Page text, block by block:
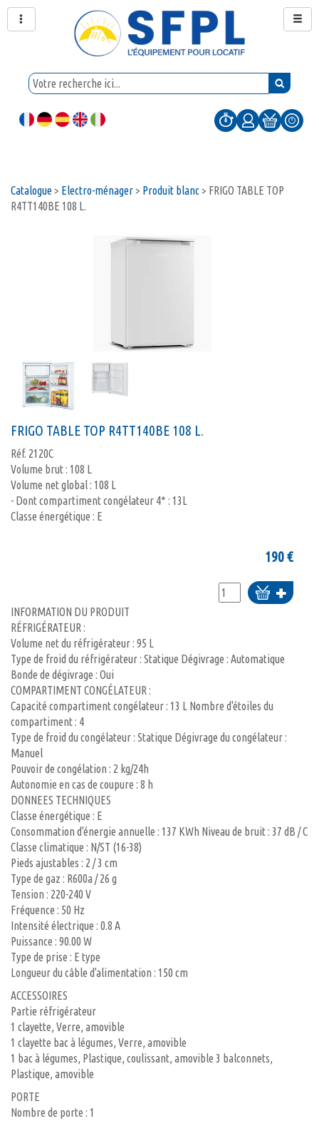
Catalogue> Electro-ménager> Produit blanc> FRIGO TABLE TOP
R4TT140BE 108 L.
FRIGO TABLE TOP R4TT140BE 108 L.
Réf. 2120C
Volume brut : 108 L
Volume net global : 108 L
- Dont compartiment congélateur 4* : 13L
Classe énergétique : E
190€
Ajouter
au
INFORMATION DU PRODUIT
RÉFRIGÉRATEUR :
Volume net du réfrigérateur : 95 L
Type de froid du réfrigérateur : Statique Dégivrage : Automatique
Bonde de dégivrage : Oui
COMPARTIMENT CONGÉLATEUR :
Capacité compartiment congélateur : 13 L Nombre d'étoiles du
compartiment : 4
Type de froid du congélateur : Statique Dégivrage du congélateur :
Manuel
Pouvoir de congélation : 2 kg/24h
Autonomie en cas de coupure : 8 h
DONNEES TECHNIQUES
Classe énergétique : E
Consommation d'énergie annuelle : 137 KWh Niveau de bruit : 37 dB / C
Classe climatique : N/ST (16-38)
Pieds ajustables : 2 / 3 cm
Type de gaz : R600a / 26 g
Tension : 220-240 V
Fréquence : 50 Hz
Intensité électrique : 0.8 A
Puissance : 90.00 W
Type de prise : E type
Longueur du câble d'alimentation : 150 cm
ACCESSOIRES
Partie réfrigérateur
1 clayette, Verre, amovible
1 clayette bac à légumes, Verre, amovible
1 bac à légumes, Plastique, coulissant, amovible 3 balconnets,
Plastique, amovible
PORTE
Nombre de porte : 1